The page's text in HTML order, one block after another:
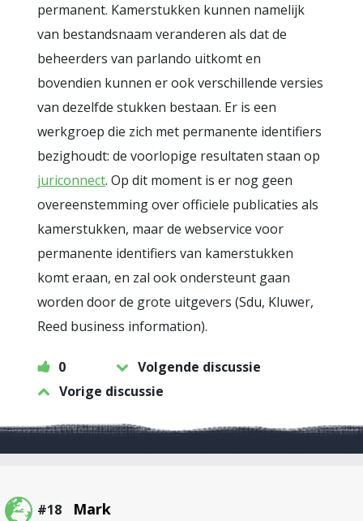
permanent. Kamerstukken kunnen namelijk
van bestandsnaam veranderen als dat de
beheerders van parlando uitkomt en
bovendien kunnen er ook verschillende versies
van dezelfde stukken bestaan. Er is een
werkgroep die zich met permanente identifiers
bezighoudt: de voorlopige resultaten staan op
juriconnect. Op dit moment is er nog geen
overeenstemming over officiele publicaties als
kamerstukken, maar de webservice voor
permanente identifiers van kamerstukken
komt eraan, en zal ook ondersteunt gaan
worden door de grote uitgevers (Sdu, Kluwer,
Reed business information).
0
Volgende discussie
Vorige discussie
#18 Mark